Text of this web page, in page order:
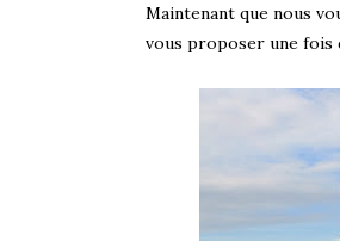
Maintenant que nous
vous proposer une fois